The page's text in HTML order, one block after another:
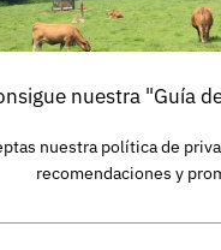
nuestra "Guía
nuestra política de
recomendaciones y